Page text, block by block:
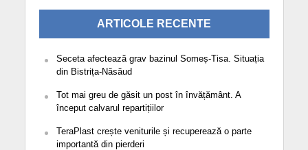
ARTICOLE RECENTE
Seceta afectează grav bazinul Someș-Tisa. Situația
din Bistrița-Năsăud
Tot mai greu de găsit un post în învățământ. A
început calvarul repartițiilor
TeraPlast crește veniturile și recuperează o parte
importantă din pierderi